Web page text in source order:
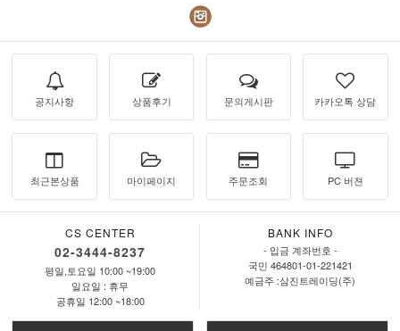
공지사항 상품후기 문의게시판 카카오톡 상담
최근본상품 마이페이지 주문조회 PC 버젼
CS CENTER
02-3444-8237
평일,토요일 10:00 ~19:00
일요일 : 휴무
공휴일 12:00 ~18:00
BANK INFO
- 입금 계좌번호 -
국민 464801-01-221421
예금주 :삼진트레이딩(주)